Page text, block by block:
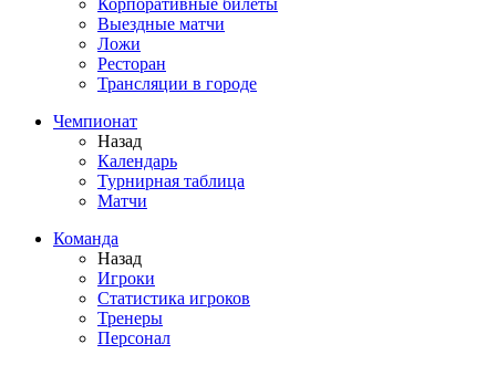
Корпоративные билеты
Выездные матчи
Ложи
Ресторан
Трансляции в городе
Чемпионат
Назад
Календарь
Турнирная таблица
Матчи
Команда
Назад
Игроки
Статистика игроков
Тренеры
Персонал